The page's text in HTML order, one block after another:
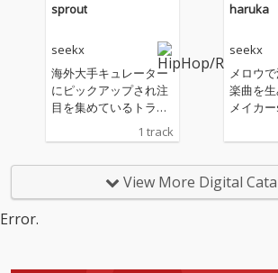
sprout
seekx
海外大手キュレーター
にピックアップされ注
目を集めているトラッ
作シングル「sprout」
1 track
haruka
seekx
メロウ
楽曲を
メイカ
グル「
タルリ
View More Digital
Error.